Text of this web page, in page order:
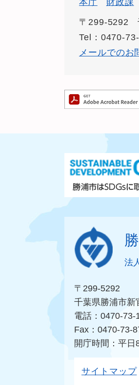
本庁 財政課
〒299-5292
Tel：0470-
メールでのお
法
〒299-5292
千葉県勝浦市新
電話：0470-73-
Fax：0470-73-
開庁時間：平日
サイトマップ